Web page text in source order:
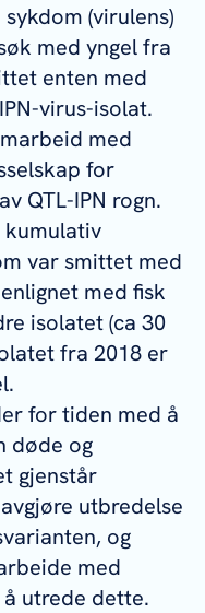
(virulens)
med yngel fra
enten med
virus-isolat.
med
for
QTL-IPN rogn.
kumulativ
var smittet med
med fisk
isolatet (ca 30
fra 2018 er
for tiden med å
døde og
gjenstår
utbredelse
og
med
utrede dette.